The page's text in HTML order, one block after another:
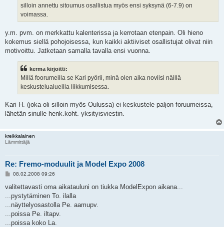
silloin annettu sitoumus osallistua myös ensi syksynä (6-7.9) on
voimassa.
y.m. pvm. on merkkattu kalenterissa ja kerrotaan etenpain. Oli hieno
kokemus siellä pohojoisessa, kun kaikki aktiiviset osallistujat olivat niin
motivoittu. Jatketaan samalla tavalla ensi vuonna.
kerma kirjoitti:
Millä foorumeilla se Kari pyörii, minä olen aika noviisi näillä
keskustelualueilla liikkumisessa.
Kari H. (joka oli silloin myös Oulussa) ei keskustele paljon foruumeissa,
lähetän sinulle henk.koht. yksityisviestin.
kreikkalainen
Lämmittäjä
Re: Fremo-moduulit ja Model Expo 2008
V
e
t
i
08.02.2008 09:26
valitettavasti oma aikatauluni on tiukka ModelExpon aikana...
...pystytäminen To. ilalla
...näyttelyosastolla Pe. aamupv.
...poissa Pe. iltapv.
...poissa koko La.